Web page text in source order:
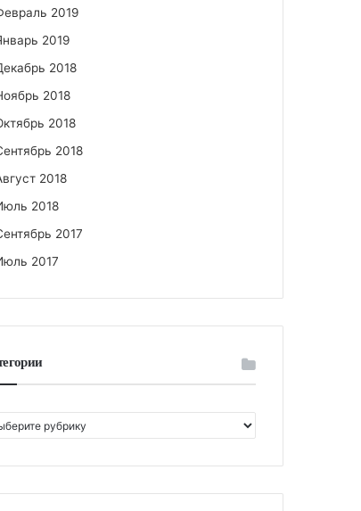
2019
2019
2018
2018
2018
2018
2018
2018
2017
2017